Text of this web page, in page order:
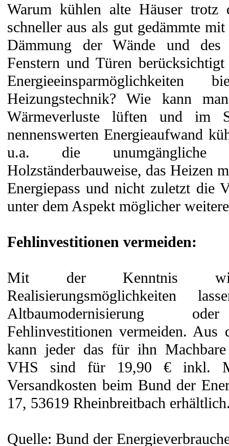
Warum kühlen alte Häuser
schneller aus als gut gedämmte
Dämmung der Wände und
Fenstern und Türen
Heizungstechnik? Wie kann
Wärmeverluste lüften und im
nennenswerten Energieaufwand
u.a. die unumgängliche
Holzständerbauweise, das Heizen
Energiepass und nicht zuletzt die
unter dem Aspekt möglicher
Fehlinvestitionen vermeiden:
Mit der Kenntnis
Realisierungsmöglichkeiten
Altbaumodernisierung
Fehlinvestitionen vermeiden. Aus
kann jeder das für ihn
VHS sind für 19,90 € inkl.
Versandkosten beim Bund der
17, 53619 Rheinbreitbach
Quelle: Bund der